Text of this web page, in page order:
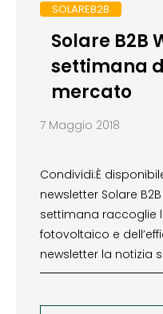
SOLAREB2B
Solare B2B
settimana
mercato
7 Maggio 2018
Condividi:È
newsletter Solare
settimana raccoglie
fotovoltaico e
newsletter la notizia